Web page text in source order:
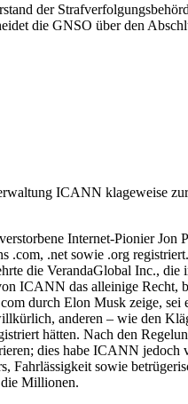
der
die GNSO über den
ICANN klageweise
Internet-Pionier Jon
.com, .net sowie .org
die VerandaGlobal Inc., die
ICANN das alleinige Recht,
durch Elon Musk zeige, sei
anderen – wie den
hätten. Nach den
dies habe ICANN
Fahrlässigkeit sowie
Millionen.